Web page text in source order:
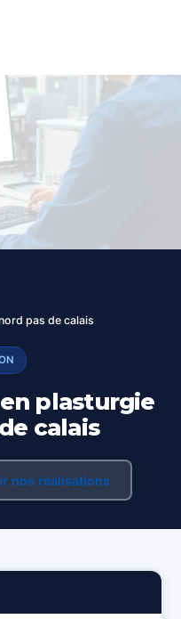
pas de calais
plasturgie
calais
nos réalisations